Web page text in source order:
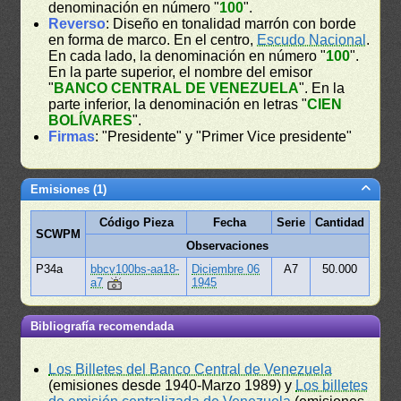
denominación en número "100".
Reverso: Diseño en tonalidad marrón con borde
en forma de marco. En el centro, Escudo Nacional .
En cada lado, la denominación en número "100".
En la parte superior, el nombre del emisor
" BANCO CENTRAL DE VENEZUELA". En la
parte inferior, la denominación en letras "CIEN
BOLÍVARES".
Firmas: "Presidente" y "Primer Vice presidente"
Emisiones (1)
SCWPM
Código Pieza Fecha Serie
Cantidad
Observaciones
P34a
bbcv100bs-aa18-
a7
Diciembre 06
1945
A7 50.000
Bibliografía recomendada
Los Billetes del Banco Central de Venezuela
(emisiones desde 1940-Marzo 1989) y Los billetes